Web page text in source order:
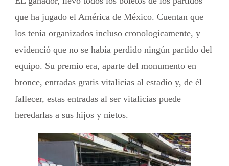
que ha jugado el América de México. Cuentan que
los tenía organizados incluso cronologicamente, y
evidenció que no se había perdido ningún partido del
equipo. Su premio era, aparte del monumento en
bronce, entradas gratis vitalicias al estadio y, de él
fallecer, estas entradas al ser vitalicias puede
heredarlas a sus hijos y nietos.